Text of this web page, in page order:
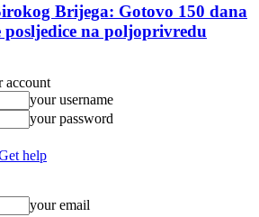
Brijega: Gotovo 150 dana
posljedice na poljoprivredu
account
your username
your password
help
your email